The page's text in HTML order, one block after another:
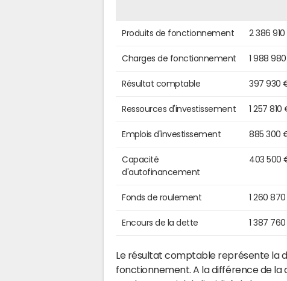
Produits de fonctionnement 2 386
Charges de fonctionnement 1 988
Résultat comptable 397 930
Ressources d'investissement 1 257 810
Emplois d'investissement 885 300
Capacité
d'autofinancement
403 500
Fonds de roulement 1 260
Encours de la dette 1 387
Le résultat comptable représente la
fonctionnement. A la différence de